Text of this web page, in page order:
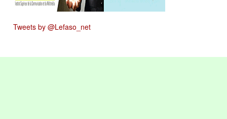
Tweets by @Lefaso_net